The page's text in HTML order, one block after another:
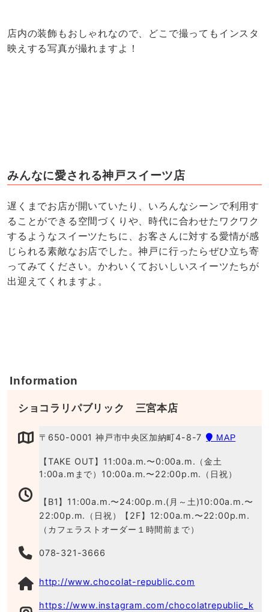
店内の装飾もおしゃれなので、どこで撮ってもインスタ
映えする写真が撮れますよ！
みんなに愛される神戸スイーツ店
遅くまでお店が開いていたり、いろんなシーンで利用す
ることができる空間づくりや、時代に合わせたワクワク
するようなスイーツたちに、お客さんに対する愛情が感
じられる素敵なお店でした。神戸に行ったらぜひ立ち寄
ってみてください。かわいくておいしいスイーツたちが
出迎えてくれますよ。
Information
ショコラリパブリック 三宮本店
〒650-0001 神戸市中央区加納町4-8-7 MAP
【TAKE OUT】11:00a.m.〜0:00a.m.（金土
1:00a.mまで）10:00a.m.〜22:00p.m.（日祝）
【B1】11:00a.m.〜24:00p.m.(月～土)10:00a.m.〜
22:00p.m.（日祝）【2F】12:00a.m.〜22:00p.m.
（カフェラストオーダー１時間前まで）
078-321-3666
http://www.chocolat-republic.com
https://www.instagram.com/chocolatrepublic_k